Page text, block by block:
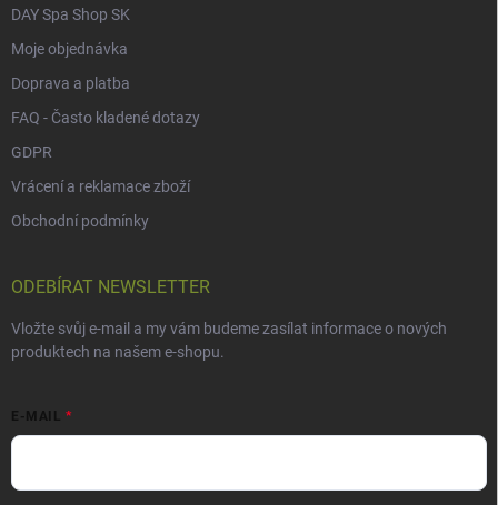
DAY Spa Shop SK
Moje objednávka
Doprava a platba
FAQ - Často kladené dotazy
GDPR
Vrácení a reklamace zboží
Obchodní podmínky
ODEBÍRAT NEWSLETTER
Vložte svůj e-mail a my vám budeme zasílat informace o nových
produktech na našem e-shopu.
E-MAIL